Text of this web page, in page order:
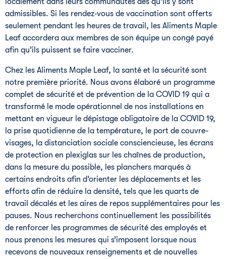
admissibles. Si les rendez‑vous de vaccination sont offerts
seulement pendant les heures de travail, les Aliments Maple
Leaf accordera aux membres de son équipe un congé payé
afin qu’ils puissent se faire vacciner.
Chez les Aliments Maple Leaf, la santé et la sécurité sont
notre première priorité. Nous avons élaboré un programme
complet de sécurité et de prévention de la COVID 19 qui a
transformé le mode opérationnel de nos installations en
mettant en vigueur le dépistage obligatoire de la COVID 19,
la prise quotidienne de la température, le port de couvre-
visages, la distanciation sociale consciencieuse, les écrans
de protection en plexiglas sur les chaînes de production,
dans la mesure du possible, les planchers marqués à
certains endroits afin d’orienter les déplacements et les
efforts afin de réduire la densité, tels que les quarts de
travail décalés et les aires de repos supplémentaires pour les
pauses. Nous recherchons continuellement les possibilités
de renforcer les programmes de sécurité des employés et
nous prenons les mesures qui s’imposent lorsque nous
recevons de nouveaux renseignements et de nouvelles